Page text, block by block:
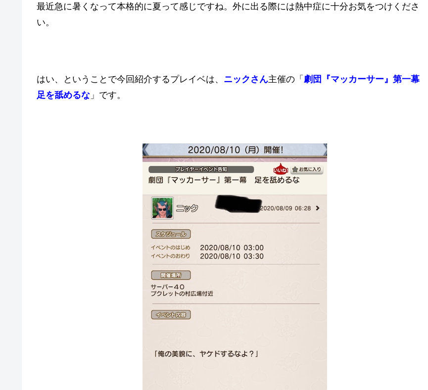
最近急に暑くなって本格的に夏って感じですね。外に出る際には熱中症に十分お気をつけくださ
い。
はい、ということで今回紹介するプレイベは、 ニックさん主催の「 劇団『マッカーサー』第一幕
足を舐めるな 」です。